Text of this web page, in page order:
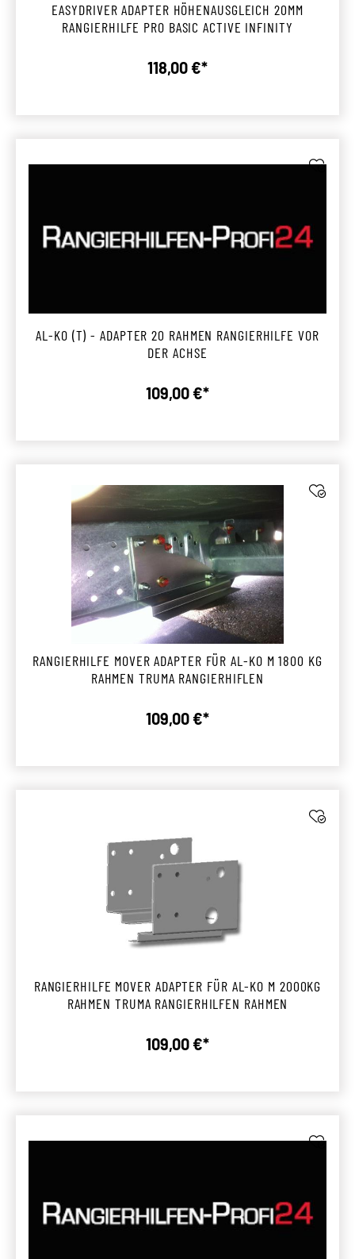
EASYDRIVER ADAPTER HÖHENAUSGLEICH 20MM
RANGIERHILFE PRO BASIC ACTIVE INFINITY
Regulärer Preis:
118,00 €*
AL-KO (T) - ADAPTER 20 RAHMEN RANGIERHILFE VOR
DER ACHSE
Regulärer Preis:
109,00 €*
RANGIERHILFE MOVER ADAPTER FÜR AL-KO M 1800 KG
RAHMEN TRUMA RANGIERHIFLEN
Regulärer Preis:
109,00 €*
RANGIERHILFE MOVER ADAPTER FÜR AL-KO M 2000KG
RAHMEN TRUMA RANGIERHILFEN RAHMEN
Regulärer Preis:
109,00 €*